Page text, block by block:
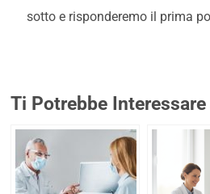
sotto e risponderemo il prima
Ti Potrebbe Interessare